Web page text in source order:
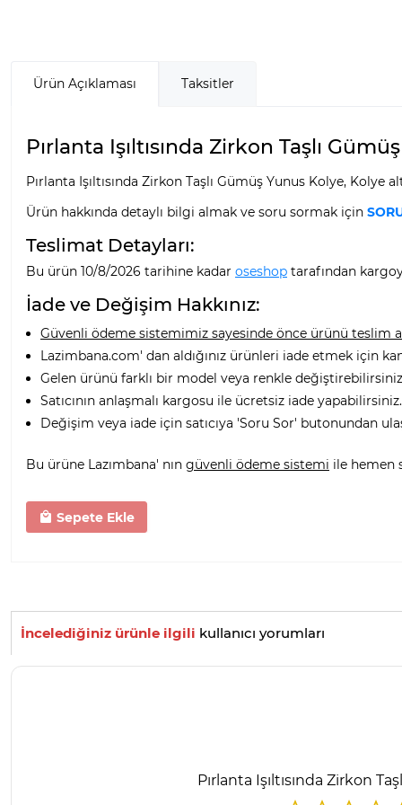
Ürün Açıklaması Taksitler
Pırlanta Işıltısında Zirkon Taşlı
Pırlanta Işıltısında Zirkon Taşlı Gümüş Yunus Kolye,
Ürün hakkında detaylı bilgi almak ve soru sormak için
Teslimat Detayları:
Bu ürün 10/8/2026 tarihine kadar oseshop tarafından
İade ve Değişim Hakkınız:
Güvenli ödeme sistemimiz sayesinde önce ürünü teslim
Lazimbana.com' dan aldığınız ürünleri iade etmek için
Gelen ürünü farklı bir model veya renkle
Satıcının anlaşmalı kargosu ile ücretsiz iade yapabilirsiniz.
Değişim veya iade için satıcıya 'Soru Sor' butonundan
Bu ürüne Lazımbana' nın güvenli ödeme sistemi ile hemen
Sepete Ekle
İncelediğiniz ürünle ilgili kullanıcı yorumları
Pırlanta Işıltısında Zirkon